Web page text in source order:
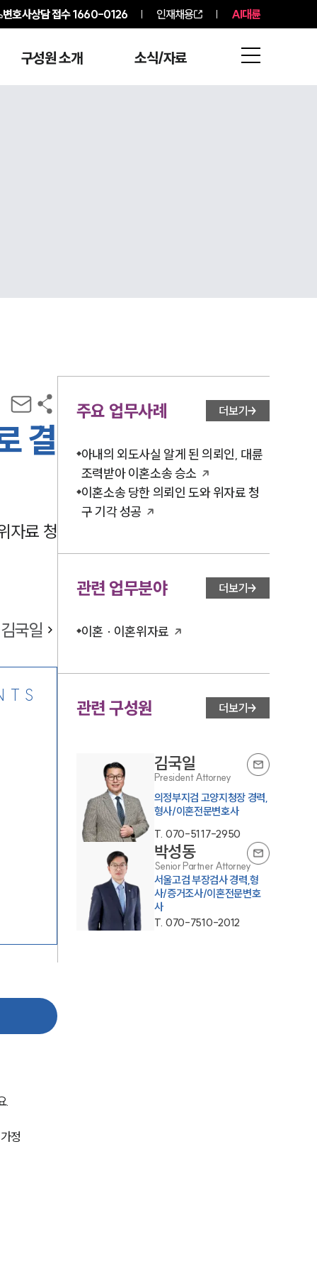
변호사상담 접수1660-0126 인재채용 AI대륜
구성원 소개 소식/자료
결
자료 청
김국일
.
정
주요 업무사례 더보기
아내의 외도사실 알게 된 의뢰인, 대륜
조력받아 이혼소송 승소
이혼소송 당한 의뢰인 도와 위자료 청
구 기각 성공
관련 업무분야 더보기
이혼 · 이혼위자료
관련 구성원 더보기
김국일
President Attorney
의정부지검 고양지청장 경력,
형사/이혼전문변호사
T. 070-5117-2950
박성동
Senior Partner Attorney
서울고검 부장검사 경력,형
사/증거조사/이혼전문변호
사
T. 070-7510-2012